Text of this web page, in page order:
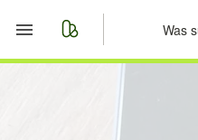
Merkliste